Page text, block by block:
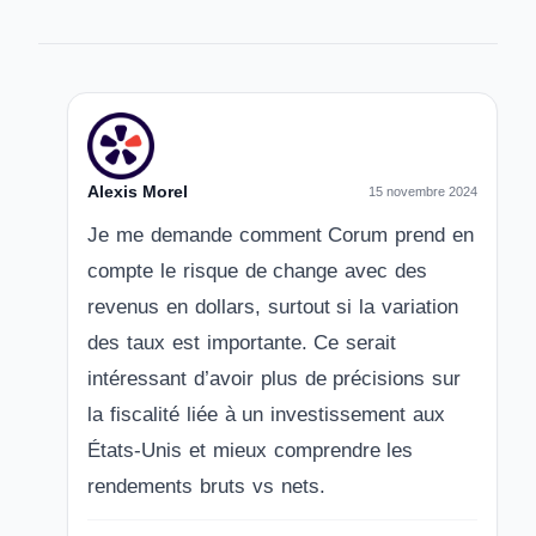
Alexis Morel 15 novembre 2024
Je me demande comment Corum prend en
compte le risque de change avec des
revenus en dollars, surtout si la variation
des taux est importante. Ce serait
intéressant d’avoir plus de précisions sur
la fiscalité liée à un investissement aux
États-Unis et mieux comprendre les
rendements bruts vs nets.